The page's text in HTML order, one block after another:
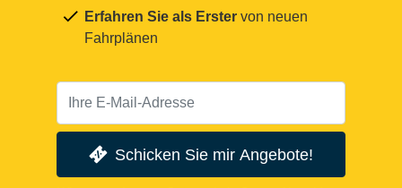
Erfahren Sie als Erster von neuen
Fahrplänen
Schicken Sie mir Angebote!